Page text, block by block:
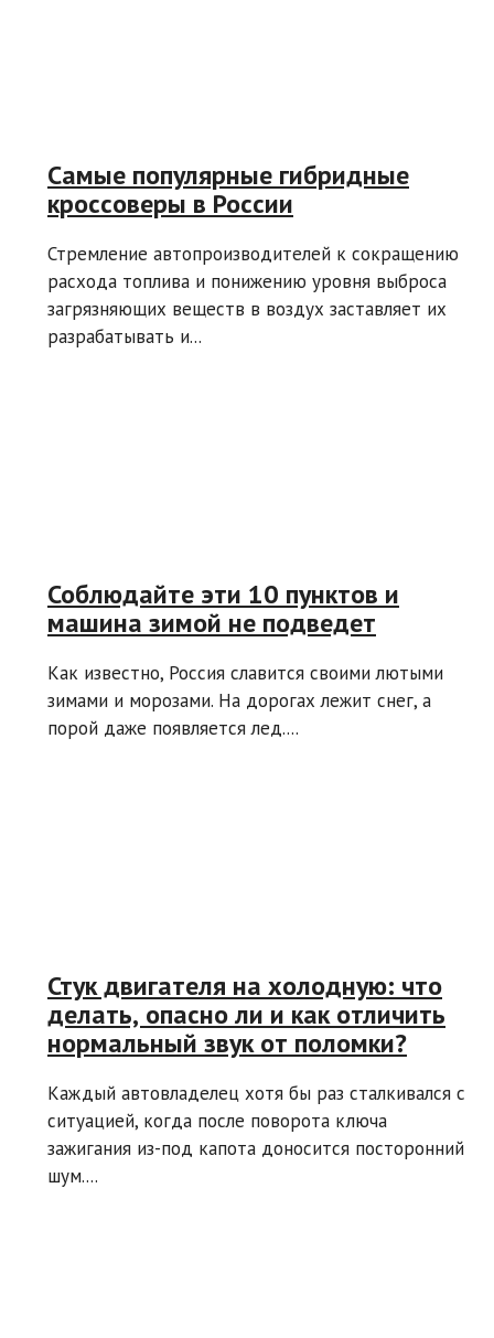
Самые популярные гибридные
кроссоверы в России
Стремление автопроизводителей к сокращению
расхода топлива и понижению уровня выброса
загрязняющих веществ в воздух заставляет их
разрабатывать и...
Соблюдайте эти 10 пунктов и
машина зимой не подведет
Как известно, Россия славится своими лютыми
зимами и морозами. На дорогах лежит снег, а
порой даже появляется лед....
Стук двигателя на холодную: что
делать, опасно ли и как отличить
нормальный звук от поломки?
Каждый автовладелец хотя бы раз сталкивался с
ситуацией, когда после поворота ключа
зажигания из-под капота доносится посторонний
шум....